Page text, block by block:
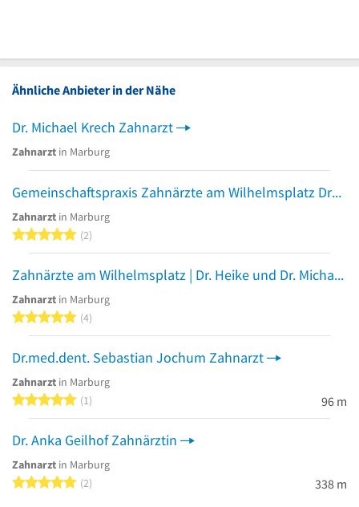
Ähnliche Anbieter in der Nähe
Dr. Michael Krech Zahnarzt
Zahnarzt in Marburg
Gemeinschaftspraxis Zahnärzte am Wilhelmsplatz Dres. Heike Krech und Michael Krech
Zahnarzt in Marburg
5 von 5 Sternen
2
Zahnärzte am Wilhelmsplatz | Dr. Heike und Dr. Michael Krech
Zahnarzt in Marburg
5 von 5 Sternen
4
Dr.med.dent. Sebastian Jochum Zahnarzt
Zahnarzt in Marburg
5 von 5 Sternen
1 96 m
Dr. Anka Geilhof Zahnärztin
Zahnarzt in Marburg
5 von 5 Sternen
2 338 m